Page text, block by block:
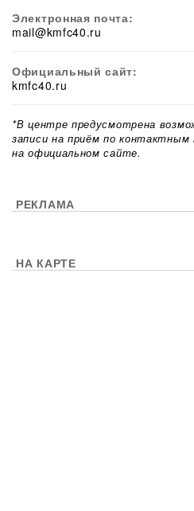
Электронная почта:
mail@kmfc40.ru
Официальный сайт:
kmfc40.ru
*В центре предусмотрена
записи на приём по
на официальном сайте.
РЕКЛАМА
НА КАРТЕ